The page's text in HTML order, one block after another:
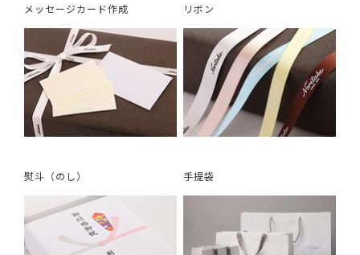
メッセージカード作成 リボン
熨斗（のし） 手提袋